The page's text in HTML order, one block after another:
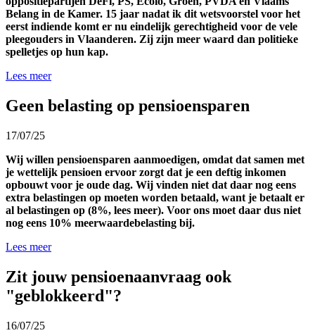
Belang in de Kamer. 15 jaar nadat ik dit wetsvoorstel voor het
eerst indiende komt er nu eindelijk gerechtigheid voor de vele
pleegouders in Vlaanderen. Zij zijn meer waard dan politieke
spelletjes op hun kap.
Lees meer
Geen belasting op pensioensparen
17/07/25
Wij willen pensioensparen aanmoedigen, omdat dat samen met
je wettelijk pensioen ervoor zorgt dat je een deftig inkomen
opbouwt voor je oude dag. Wij vinden niet dat daar nog eens
extra belastingen op moeten worden betaald, want je betaalt er
al belastingen op (8%, lees meer). Voor ons moet daar dus niet
nog eens 10% meerwaardebelasting bij.
Lees meer
Zit jouw pensioenaanvraag ook
"geblokkeerd"?
16/07/25